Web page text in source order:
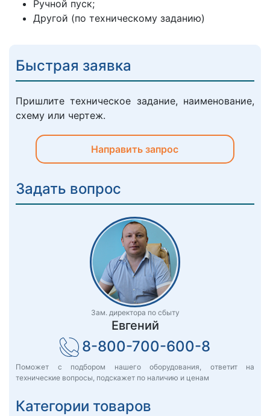
Ручной пуск;
Другой (по техническому заданию)
Быстрая заявка
Пришлите техническое задание, наименование,
схему или чертеж.
Направить запрос
Задать вопрос
Зам. директора по сбыту
Евгений
8-800-700-600-8
Поможет с подбором нашего оборудования, ответит на
технические вопросы, подскажет по наличию и ценам
Категории товаров